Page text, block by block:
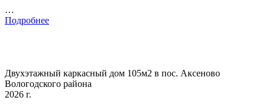
…
Подробнее
Двухэтажный каркасный дом 105м2 в пос. Аксеново
Вологодского района
2026 г.